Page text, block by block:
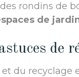
rondins de
de
de
et du recyclage